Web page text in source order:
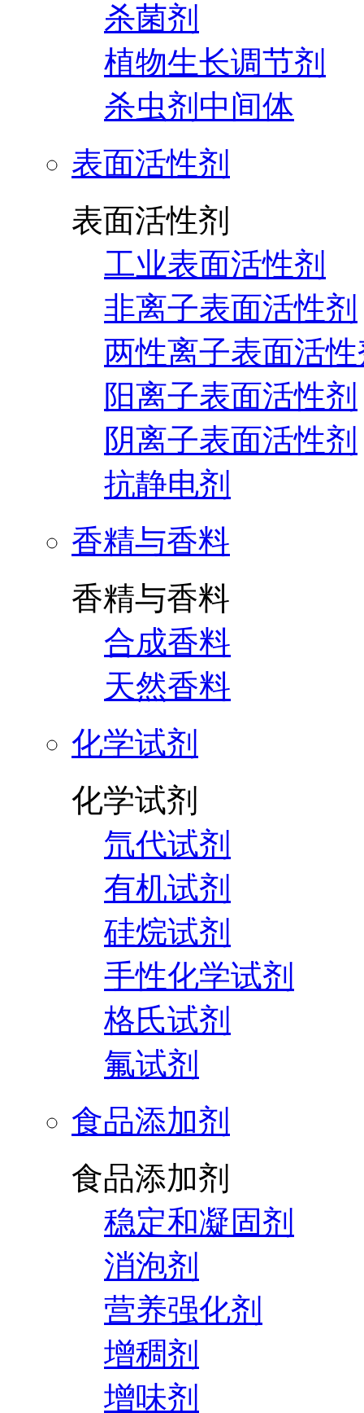
杀菌剂
植物生长调节剂
杀虫剂中间体
表面活性剂
表面活性剂
工业表面活性剂
非离子表面活性剂
两性离子表面活
阳离子表面活性剂
阴离子表面活性剂
抗静电剂
香精与香料
香精与香料
合成香料
天然香料
化学试剂
化学试剂
氘代试剂
有机试剂
硅烷试剂
手性化学试剂
格氏试剂
氟试剂
食品添加剂
食品添加剂
稳定和凝固剂
消泡剂
营养强化剂
增稠剂
增味剂